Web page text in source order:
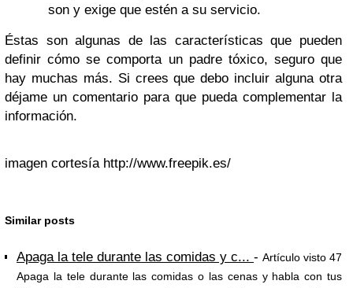
son y exige que estén a su servicio.
Éstas son algunas de las características que pueden
definir cómo se comporta un padre tóxico, seguro que
hay muchas más. Si crees que debo incluir alguna otra
déjame un comentario para que pueda complementar la
información.
imagen cortesía http://www.freepik.es/
Similar posts
Apaga la tele durante las comidas y c... - Artículo visto 47
Apaga la tele durante las comidas o las cenas y habla con tus